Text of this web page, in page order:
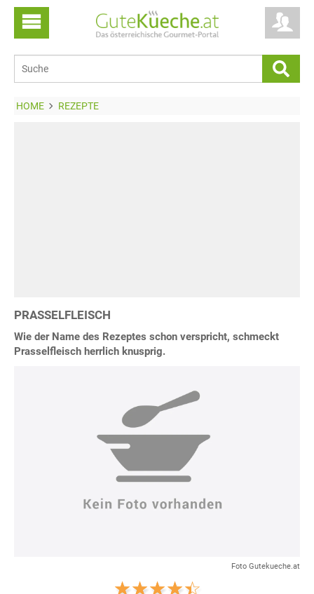
HOME REZEPTE
PRASSELFLEISCH
Wie der Name des Rezeptes schon verspricht, schmeckt
Prasselfleisch herrlich knusprig.
Foto Gutekueche.at